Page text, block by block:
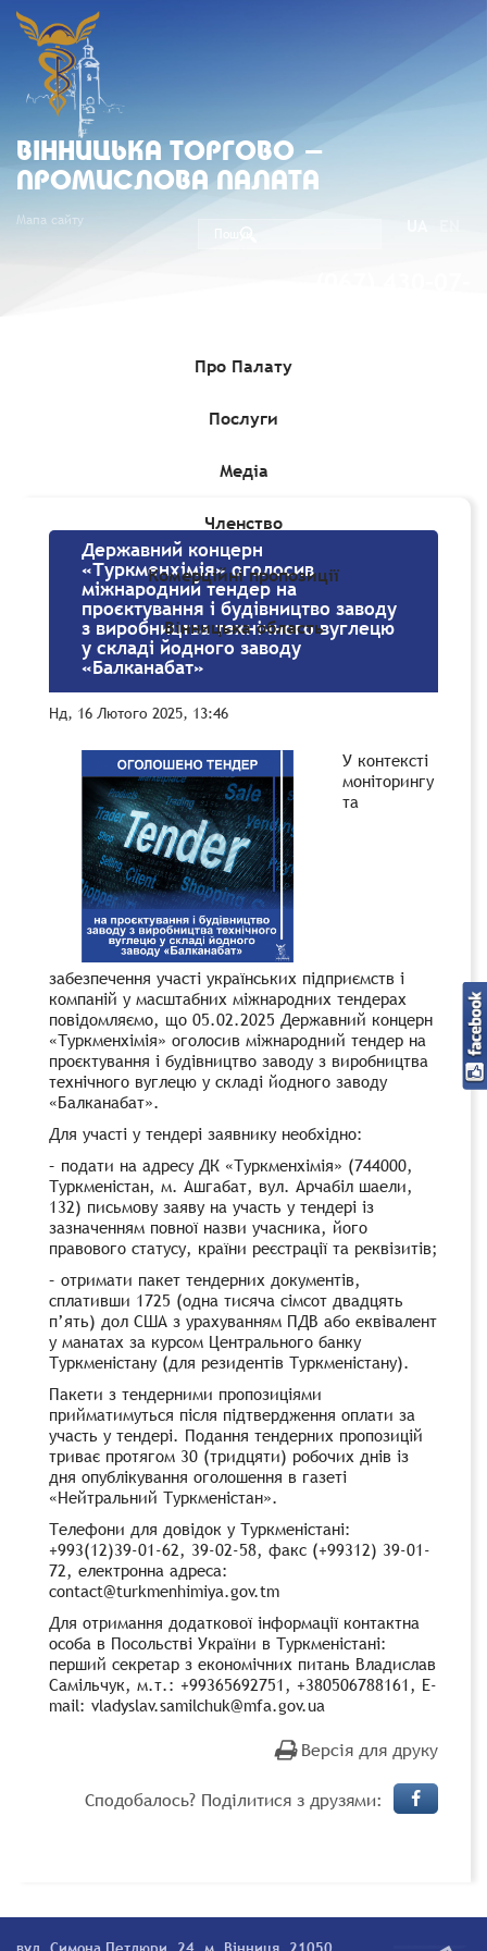
ВIННИЦЬКА ТОРГОВО -
ПРОМИСЛОВА ПАЛАТА
Мапа сайту
Про Палату
Послуги
Медіа
Членство
Комерційні пропозиції
Вінницька область
Комерційні пропозиції»Державний концерн
складі йодного заводу «Балканабат»
Державний концерн
«Туркменхімія» оголосив
міжнародний тендер на
проєктування і будівництво заводу
з виробництва технічного вуглецю
у складі йодного заводу
«Балканабат»
Нд, 16 Лютого 2025, 13:46
У контексті
моніторингу
та
забезпечення участі українських підприємств і
компаній у масштабних міжнародних тендерах
повідомляємо, що 05.02.2025 Державний концерн
«Туркменхімія» оголосив міжнародний тендер на
проєктування і будівництво заводу з виробництва
технічного вуглецю у складі йодного заводу
«Балканабат».
Для участі у тендері заявнику необхідно:
– подати на адресу ДК «Туркменхімія» (744000,
Туркменістан, м. Ашгабат, вул. Арчабіл шаели,
132) письмову заяву на участь у тендері із
зазначенням повної назви учасника, його
правового статусу, країни реєстрації та реквізитів;
– отримати пакет тендерних документів,
сплативши 1725 (одна тисяча сімсот двадцять
п’ять) дол США з урахуванням ПДВ або еквівалент
у манатах за курсом Центрального банку
Туркменістану (для резидентів Туркменістану).
Пакети з тендерними пропозиціями
прийматимуться після підтвердження оплати за
участь у тендері. Подання тендерних пропозицій
триває протягом 30 (тридцяти) робочих днів із
дня опублікування оголошення в газеті
«Нейтральний Туркменістан».
Телефони для довідок у Туркменістані:
+993(12)39-01-62, 39-02-58, факс (+99312) 39-01-
72, електронна адреса:
contact@turkmenhimiya.gov.tm
Для отримання додаткової інформації контактна
особа в Посольстві України в Туркменістані:
перший секретар з економічних питань Владислав
Самільчук, м.т.: +99365692751, +380506788161, E-
mail: vladyslav.samilchuk@mfa.gov.ua
Версія для друку
Сподобалось? Поділитися з друзями: